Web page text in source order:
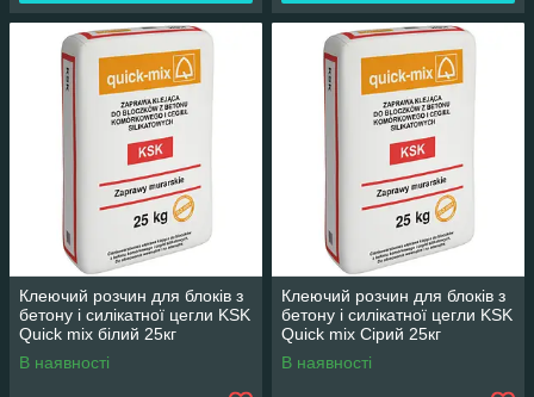
Клеючий розчин для блоків з
бетону і силікатної цегли KSK
Quick mix білий 25кг
В наявності
Клеючий розчин для блоків з
бетону і силікатної цегли KSK
Quick mix Сірий 25кг
В наявності